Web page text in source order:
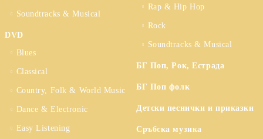
Soundtracks & Musical
DVD
Blues
Classical
Country, Folk & World Music
Dance & Electronic
Easy Listening
Rap & Hip Hop
Rock
Soundtracks & Musical
БГ Поп, Рок, Естрада
БГ Поп фолк
Детски песнички и приказки
Сръбска музика